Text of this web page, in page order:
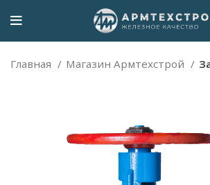
Главная Магазин Армтехстрой